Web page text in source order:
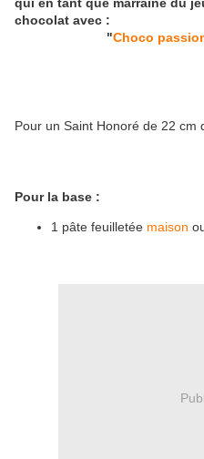
chocolat avec :
"Choco
Pour un Saint Honoré de 22 cm
Pour la base :
1 pâte feuilletée maison